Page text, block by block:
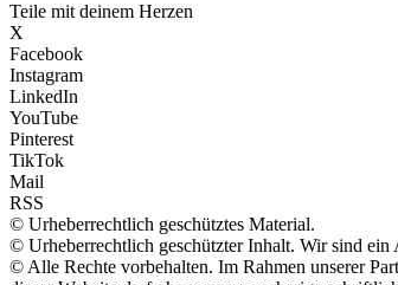
Teile mit deinem Herzen
X
Facebook
Instagram
LinkedIn
YouTube
Pinterest
TikTok
Mail
RSS
© Urheberrechtlich geschütztes Material.
© Urheberrechtlich geschützter Inhalt. Wir sind ein
© Alle Rechte vorbehalten. Im Rahmen unserer